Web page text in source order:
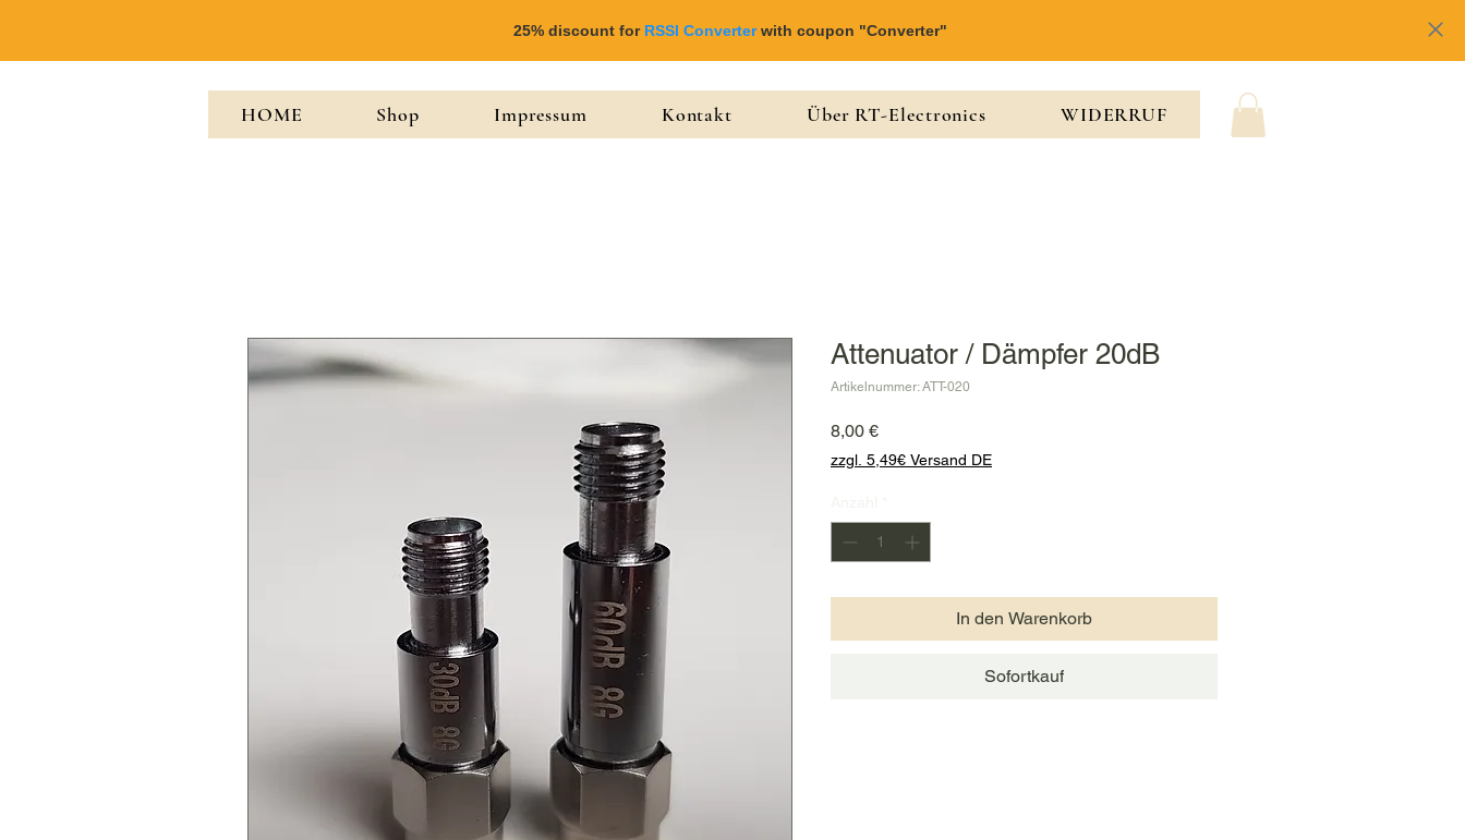
25% discount for RSSI Converterwith coupon "Converter"
HOME Shop Impressum Kontakt Über RT-Electronics WIDERRUF
Attenuator / Dämpfer 20dB
Artikelnummer: ATT-020
8,00 €Preis
zzgl. 5,49€ Versand DE
In den Warenkorb
Sofortkauf